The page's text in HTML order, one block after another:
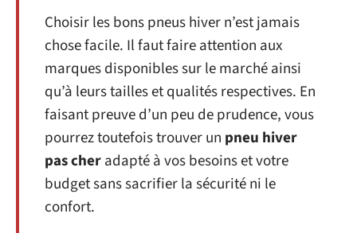
Choisir les bons pneus hiver n’est jamais
chose facile. Il faut faire attention aux
marques disponibles sur le marché ainsi
qu’à leurs tailles et qualités respectives. En
faisant preuve d’un peu de prudence, vous
pourrez toutefois trouver un pneu hiver
pas cheradapté à vos besoins et votre
budget sans sacrifier la sécurité ni le
confort.